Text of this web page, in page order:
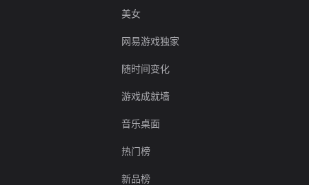
美女
网易游戏独家
随时间变化
游戏成就墙
音乐桌面
热门榜
新品榜